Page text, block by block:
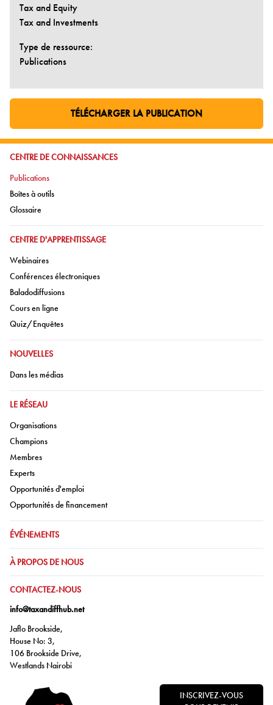
Tax and Equity
Tax and Investments
Type de ressource:
Publications
ALLER À LA PAGE EXTERNE:
TÉLÉCHARGER LA PUBLICATION
ALLER À:
CENTRE DE CONNAISSANCES
Aller à:
Publications
Aller à:
Boîtes à outils
Aller à:
Glossaire
ALLER À:
CENTRE D'APPRENTISSAGE
Aller à:
Webinaires
Aller à:
Conférences électroniques
Aller à:
Baladodiffusions
Aller à:
Cours en ligne
Aller à:
Quiz/Enquêtes
ALLER À:
NOUVELLES
Aller à:
Dans les médias
ALLER À:
LE RÉSEAU
Aller à:
Organisations
Aller à:
Champions
Aller à:
Membres
Aller à:
Experts
Aller à:
Opportunités d'emploi
Aller à:
Opportunités de financement
ALLER À:
ÉVÉNEMENTS
ALLER À:
À PROPOS DE NOUS
ALLER À:
CONTACTEZ-NOUS
info@taxandiffhub.net
Jaflo Brookside,
House No: 3,
106 Brookside Drive,
Westlands Nairobi
INSCRIVEZ-VOUS